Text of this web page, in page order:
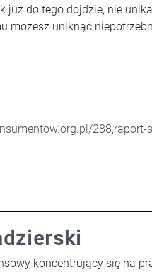
już do tego dojdzie, nie
możesz uniknąć
koncentrujący się na